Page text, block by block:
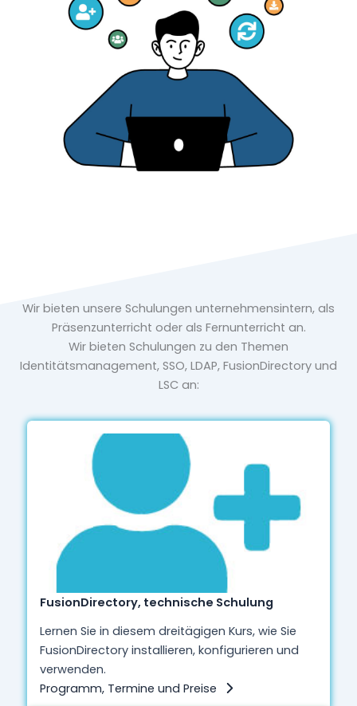
Wir bieten unsere Schulungen unternehmensintern, als
Präsenzunterricht oder als Fernunterricht an.
Wir bieten Schulungen zu den Themen
Identitätsmanagement, SSO, LDAP, FusionDirectory und
LSC an:
FusionDirectory, technische Schulung
Lernen Sie in diesem dreitägigen Kurs, wie Sie
FusionDirectory installieren, konfigurieren und
verwenden.
Programm, Termine und Preise